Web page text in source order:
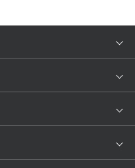
une nana cool